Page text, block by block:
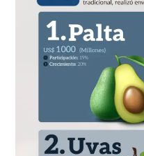
sector